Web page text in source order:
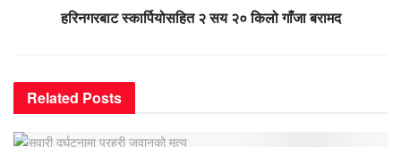
हरिनगरबाट स्कार्पियोसहित २ सय २० किलो गाँजा बरामद
Related Posts